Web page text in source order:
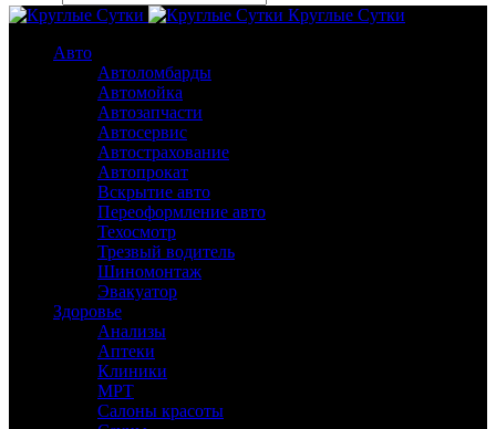
Круглые Сутки
Авто
Автоломбарды
Автомойка
Автозапчасти
Автосервис
Автострахование
Автопрокат
Вскрытие авто
Переоформление авто
Техосмотр
Трезвый водитель
Шиномонтаж
Эвакуатор
Здоровье
Анализы
Аптеки
Клиники
МРТ
Салоны красоты